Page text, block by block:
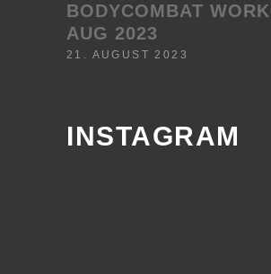
BODYCOMBAT
AUG 2023
21. AUGUST 2023
INSTAGRAM